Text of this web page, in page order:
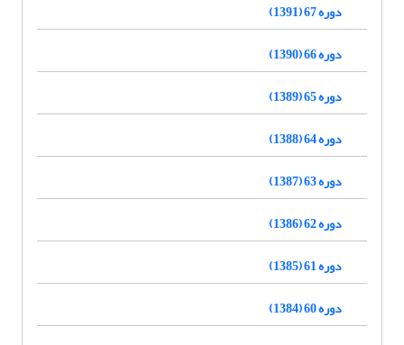
دوره 67 (1391)
دوره 66 (1390)
دوره 65 (1389)
دوره 64 (1388)
دوره 63 (1387)
دوره 62 (1386)
دوره 61 (1385)
دوره 60 (1384)